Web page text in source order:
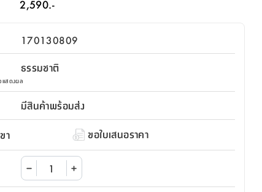
2,590.-
170130809
ธรรมชาติ
แสดงผล
มีสินค้าพร้อมส่ง
า
ขอใบเสนอราคา